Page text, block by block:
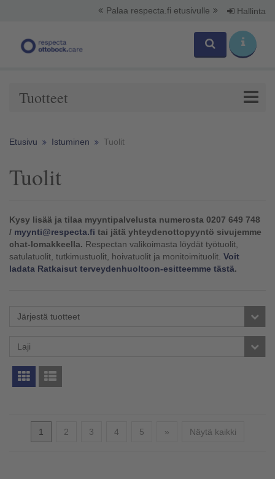
Palaa respecta.fi etusivulle Hallinta
Tuotteet
Etusivu Istuminen Tuolit
Tuolit
Kysy lisää ja tilaa myyntipalvelusta numerosta 0207 649 748
/ myynti@respecta.fi tai jätä yhteydenottopyyntö sivujemme
chat-lomakkeella. Respectan valikoimasta löydät työtuolit,
satulatuolit, tutkimustuolit, hoivatuolit ja monitoimituolit. Voit
ladata Ratkaisut terveydenhuoltoon-esitteemme tästä.
Järjestä tuotteet
Laji
1 2 3 4 5 » SeuraavaNäytä kaikki